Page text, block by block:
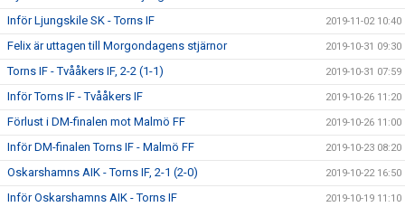
Inför Ljungskile SK - Torns IF 2019-11-02 10:40
Felix är uttagen till Morgondagens stjärnor 2019-10-31 09:30
Torns IF - Tvååkers IF, 2-2 (1-1) 2019-10-31 07:59
Inför Torns IF - Tvååkers IF 2019-10-26 11:20
Förlust i DM-finalen mot Malmö FF 2019-10-26 11:00
Inför DM-finalen Torns IF - Malmö FF 2019-10-23 08:20
Oskarshamns AIK - Torns IF, 2-1 (2-0) 2019-10-22 16:50
Inför Oskarshamns AIK - Torns IF 2019-10-19 11:10